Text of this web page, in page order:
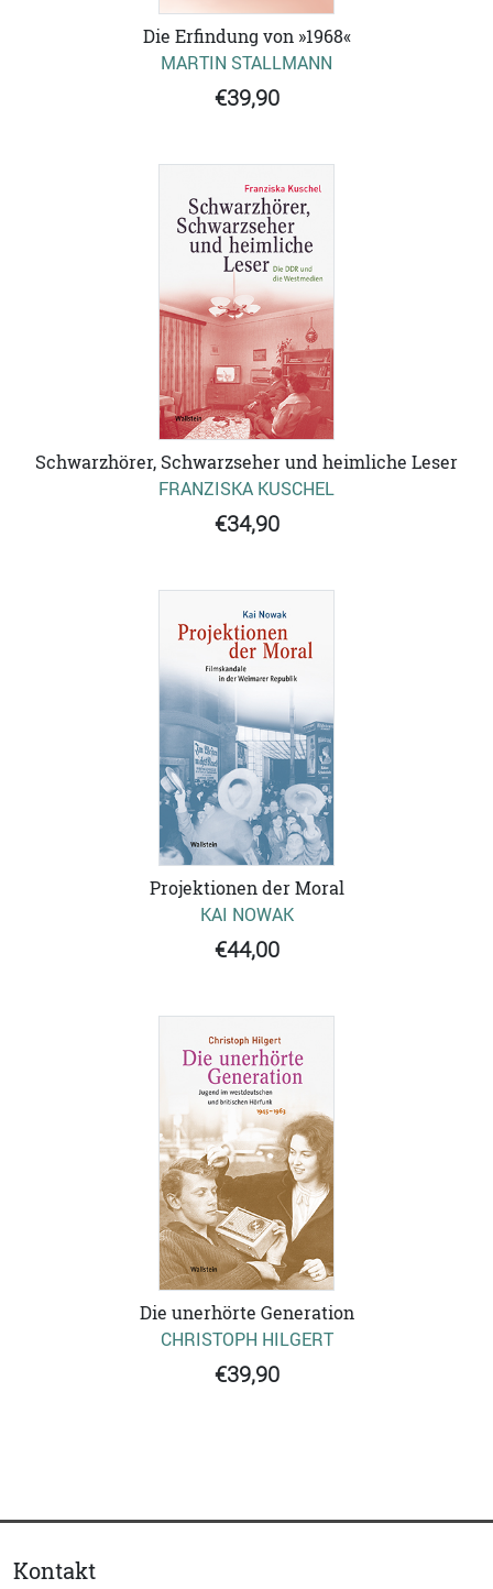
Die Erfindung von »1968«
MARTIN STALLMANN
€39,90
Schwarzhörer, Schwarzseher und heimliche Leser
FRANZISKA KUSCHEL
€34,90
Projektionen der Moral
KAI NOWAK
€44,00
Die unerhörte Generation
CHRISTOPH HILGERT
€39,90
Kontakt